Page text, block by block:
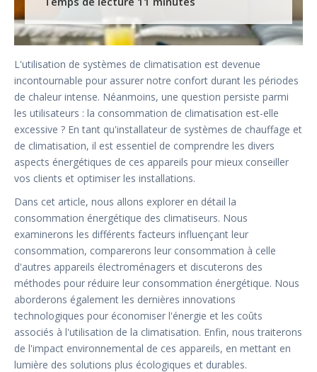
L'utilisation de systèmes de climatisation est devenue
incontournable pour assurer notre confort durant les périodes
de chaleur intense. Néanmoins, une question persiste parmi
les utilisateurs : la consommation de climatisation est-elle
excessive ? En tant qu'installateur de systèmes de chauffage et
de climatisation, il est essentiel de comprendre les divers
aspects énergétiques de ces appareils pour mieux conseiller
vos clients et optimiser les installations.
Dans cet article, nous allons explorer en détail la
consommation énergétique des climatiseurs. Nous
examinerons les différents facteurs influençant leur
consommation, comparerons leur consommation à celle
d'autres appareils électroménagers et discuterons des
méthodes pour réduire leur consommation énergétique. Nous
aborderons également les dernières innovations
technologiques pour économiser l'énergie et les coûts
associés à l'utilisation de la climatisation. Enfin, nous traiterons
de l'impact environnemental de ces appareils, en mettant en
lumière des solutions plus écologiques et durables.